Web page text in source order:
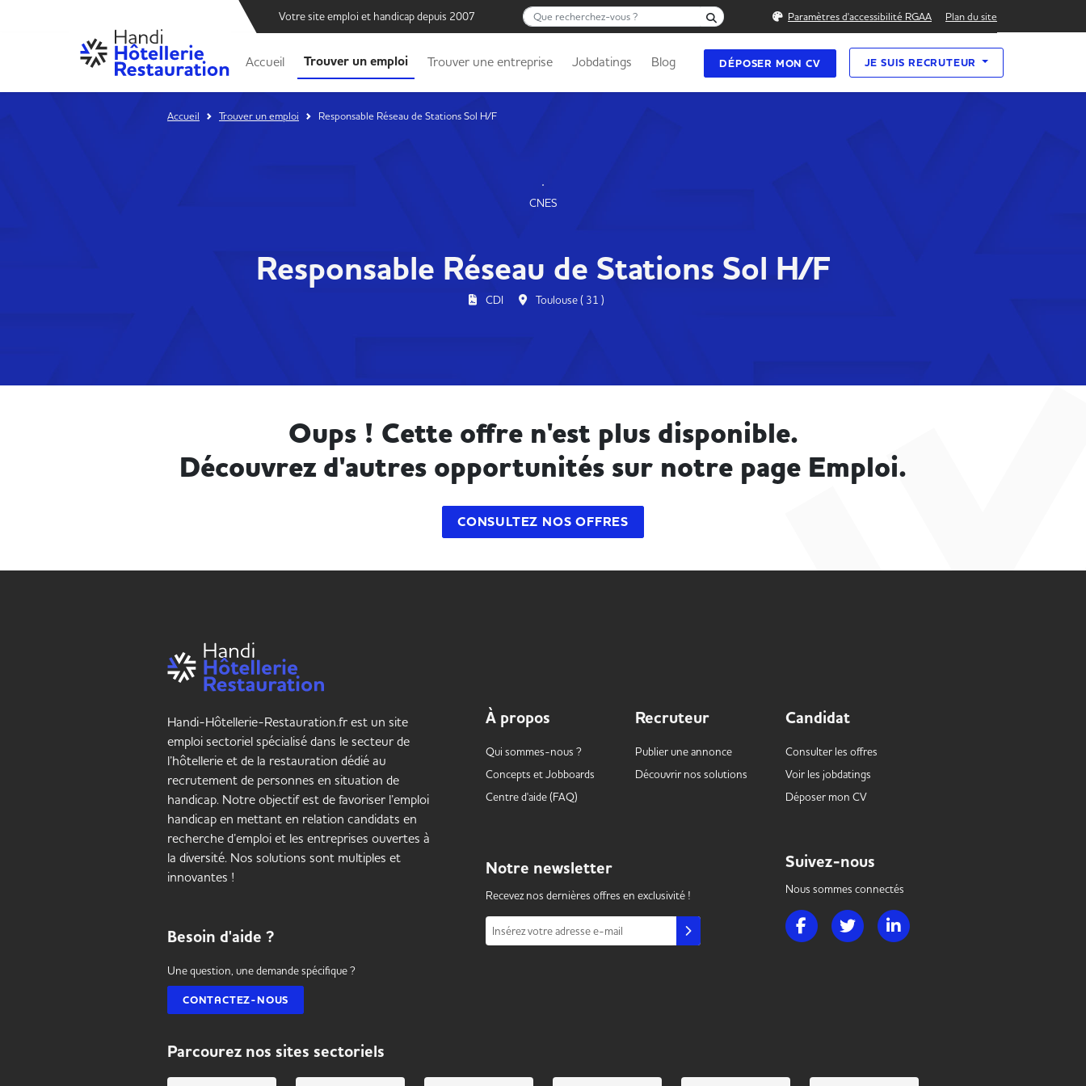
Votre site emploi et handicap depuis 2007 Que recherchez-vous ? Rechercher Paramètres d'accessibilité RGAA Plan du site
Accueil Trouver un emploi Trouver une entreprise Jobdatings Blog DÉPOSER MON CV JE SUIS RECRUTEUR
Accueil Trouver un emploi Responsable Réseau de Stations Sol H/F
CNES
Responsable Réseau de Stations Sol H/F
CDI Toulouse ( 31 )
Oups ! Cette offre n'est plus disponible.
Découvrez d'autres opportunités sur notre page Emploi.
CONSULTEZ NOS OFFRES
Handi-Hôtellerie-Restauration.fr est un site
emploi sectoriel spécialisé dans le secteur de
l’hôtellerie et de la restauration dédié au
recrutement de personnes en situation de
handicap. Notre objectif est de favoriser l’emploi
handicap en mettant en relation candidats en
recherche d’emploi et les entreprises ouvertes à
la diversité. Nos solutions sont multiples et
innovantes !
Besoin d'aide ?
Une question, une demande spécifique ?
CONTACTEZ-NOUS
À propos
Qui sommes-nous ?
Concepts etJobboards
Centre d'aide (FAQ)
Recruteur
Publier une annonce
Découvrir nos solutions
Candidat
Consulter les offres
Voir les jobdatings
Déposer mon CV
Notre newsletter
Recevez nos dernières offres en exclusivité !
Insérez votre adresse e-mail
Suivez-nous
Nous sommes connectés
Page Facebook de Handi Hotellerie Restauration
Page Twitter de Handi Hotellerie Restauration
Parcourez nos sites sectoriels